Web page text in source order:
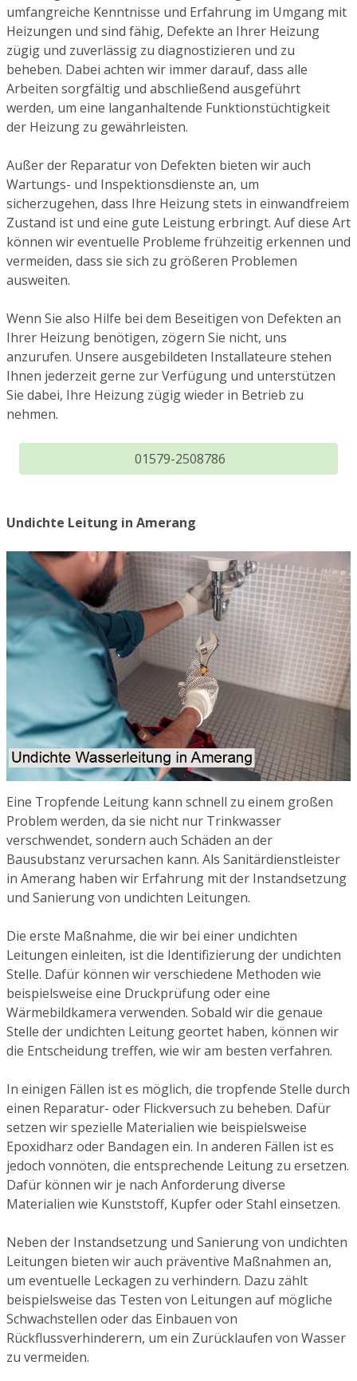
umfangreiche Kenntnisse und Erfahrung im Umgang mit
Heizungen und sind fähig, Defekte an Ihrer Heizung
zügig und zuverlässig zu diagnostizieren und zu
beheben. Dabei achten wir immer darauf, dass alle
Arbeiten sorgfältig und abschließend ausgeführt
werden, um eine langanhaltende Funktionstüchtigkeit
der Heizung zu gewährleisten.
Außer der Reparatur von Defekten bieten wir auch
Wartungs- und Inspektionsdienste an, um
sicherzugehen, dass Ihre Heizung stets in einwandfreiem
Zustand ist und eine gute Leistung erbringt. Auf diese Art
können wir eventuelle Probleme frühzeitig erkennen und
vermeiden, dass sie sich zu größeren Problemen
ausweiten.
Wenn Sie also Hilfe bei dem Beseitigen von Defekten an
Ihrer Heizung benötigen, zögern Sie nicht, uns
anzurufen. Unsere ausgebildeten Installateure stehen
Ihnen jederzeit gerne zur Verfügung und unterstützen
Sie dabei, Ihre Heizung zügig wieder in Betrieb zu
nehmen.
01579-2508786
Undichte Leitung in Amerang
Eine Tropfende Leitung kann schnell zu einem großen
Problem werden, da sie nicht nur Trinkwasser
verschwendet, sondern auch Schäden an der
Bausubstanz verursachen kann. Als Sanitärdienstleister
in Amerang haben wir Erfahrung mit der Instandsetzung
und Sanierung von undichten Leitungen.
Die erste Maßnahme, die wir bei einer undichten
Leitungen einleiten, ist die Identifizierung der undichten
Stelle. Dafür können wir verschiedene Methoden wie
beispielsweise eine Druckprüfung oder eine
Wärmebildkamera verwenden. Sobald wir die genaue
Stelle der undichten Leitung geortet haben, können wir
die Entscheidung treffen, wie wir am besten verfahren.
In einigen Fällen ist es möglich, die tropfende Stelle durch
einen Reparatur- oder Flickversuch zu beheben. Dafür
setzen wir spezielle Materialien wie beispielsweise
Epoxidharz oder Bandagen ein. In anderen Fällen ist es
jedoch vonnöten, die entsprechende Leitung zu ersetzen.
Dafür können wir je nach Anforderung diverse
Materialien wie Kunststoff, Kupfer oder Stahl einsetzen.
Neben der Instandsetzung und Sanierung von undichten
Leitungen bieten wir auch präventive Maßnahmen an,
um eventuelle Leckagen zu verhindern. Dazu zählt
beispielsweise das Testen von Leitungen auf mögliche
Schwachstellen oder das Einbauen von
Rückflussverhinderern, um ein Zurücklaufen von Wasser
zu vermeiden.